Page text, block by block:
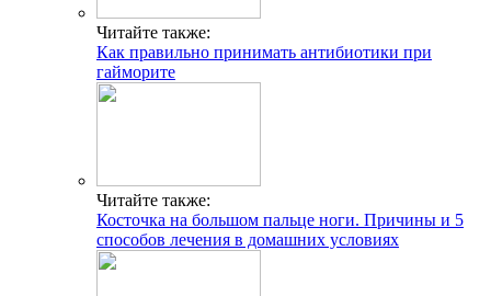
Читайте также:
Как правильно принимать антибиотики при
гайморите
Читайте также:
Косточка на большом пальце ноги. Причины и 5
способов лечения в домашних условиях